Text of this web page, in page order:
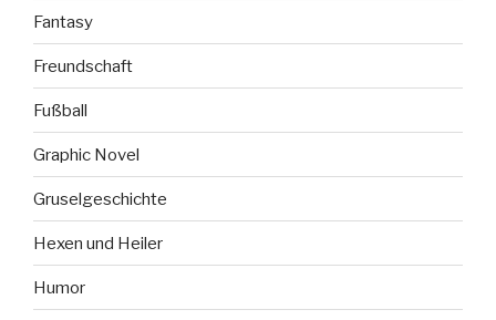
Fantasy
Freundschaft
Fußball
Graphic Novel
Gruselgeschichte
Hexen und Heiler
Humor